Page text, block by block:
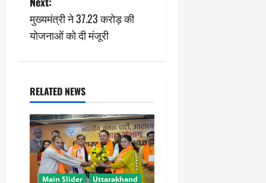
t
n
v
i
g
a
मुख्यमंत्री ने 37.23 करोड़ की
योजनाओं को दी मंजूरी
RELATED NEWS
Main Slider Uttarakhand